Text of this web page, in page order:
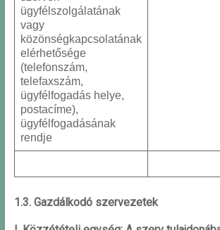
ügyfélszolgálatának
vagy
közönségkapcsolatának
elérhetősége
(telefonszám,
telefaxszám,
ügyfélfogadás helye,
postacíme),
ügyfélfogadásának
rendje
1.3. Gazdálkodó szervezetek